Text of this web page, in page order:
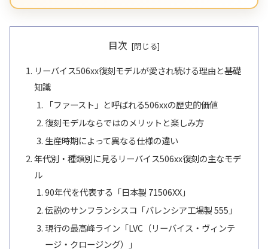
目次
リーバイス506xx復刻モデルが愛され続ける理由と基礎
知識
「ファースト」と呼ばれる506xxの歴史的価値
復刻モデルならではのメリットと楽しみ方
生産時期によって異なる仕様の違い
年代別・種類別に見るリーバイス506xx復刻の主なモデ
ル
90年代を代表する「日本製 71506XX」
伝説のサンフランシスコ「バレンシア工場製 555」
現行の最高峰ライン「LVC（リーバイス・ヴィンテ
ージ・クロージング）」